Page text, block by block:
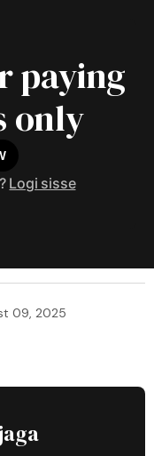
paying
only
Logi sisse
09, 2025